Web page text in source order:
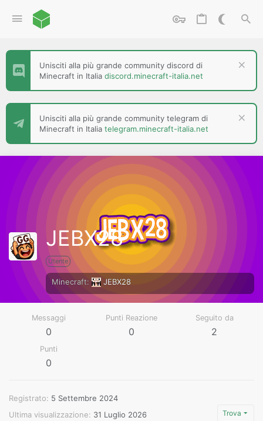
Unisciti alla più grande community discord di
Minecraft in Italia discord.minecraft-italia.net
Unisciti alla più grande community telegram di
Minecraft in Italia telegram.minecraft-italia.net
JEBX28
Utente
Minecraft JEBX28
Messaggi
0
Punti Reazione
0
Seguito da
2
Punti
0
Registrato
5 Settembre 2024
Ultima visualizzazione
31 Luglio 2026 Trova